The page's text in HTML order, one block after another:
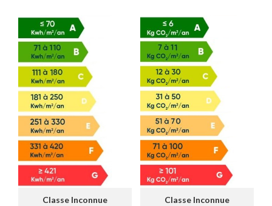
Classe Inconnue Classe Inconnue